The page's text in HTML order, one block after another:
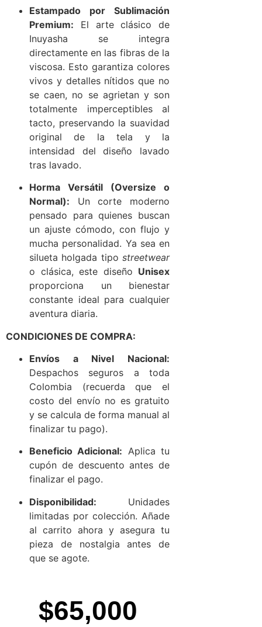
Estampado por Sublimación
Premium: El arte clásico de
Inuyasha se integra
directamente en las fibras de la
viscosa. Esto garantiza colores
vivos y detalles nítidos que no
se caen, no se agrietan y son
totalmente imperceptibles al
tacto, preservando la suavidad
original de la tela y la
intensidad del diseño lavado
tras lavado.
Horma Versátil (Oversize o
Normal): Un corte moderno
pensado para quienes buscan
un ajuste cómodo, con flujo y
mucha personalidad. Ya sea en
silueta holgada tipo streetwear
o clásica, este diseño Unisex
proporciona un bienestar
constante ideal para cualquier
aventura diaria.
CONDICIONES DE COMPRA:
Envíos a Nivel Nacional:
Despachos seguros a toda
Colombia (recuerda que el
costo del envío no es gratuito
y se calcula de forma manual al
finalizar tu pago).
Beneficio Adicional: Aplica tu
cupón de descuento antes de
finalizar el pago.
Disponibilidad: Unidades
limitadas por colección. Añade
al carrito ahora y asegura tu
pieza de nostalgia antes de
que se agote.
$65,000